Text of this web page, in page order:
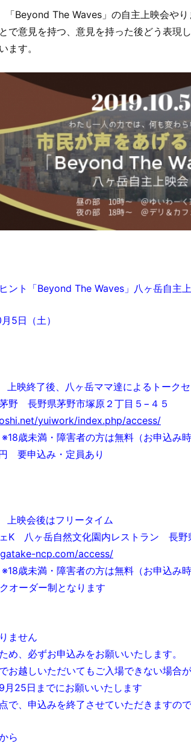
「Beyond The Waves」の自主上映会や
で意見を持つ、意見を持った後どう表現
ます。
ント「Beyond The Waves」八ヶ岳自主
5日（土）
終了後、八ヶ岳ママ達によるトークセ
野 長野県茅野市塚原２丁目５−４５
yuiwork/index.php/access/
歳未満・障害者の方は無料（お申込み時
要申込み・定員あり
映会後はフリータイム
K 八ヶ岳自然文化園内レストラン 長野
ncp.com/access/
歳未満・障害者の方は無料（お申込み時
オーダー制となります
ません
め、必ずお申込みをお願いいたします。
お越しいただいてもご入場できない場合
月25日までにお願いいたします
で、申込みを終了させていただきますの
ら